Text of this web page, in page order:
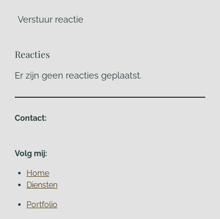
Verstuur reactie
Reacties
Er zijn geen reacties geplaatst.
Contact:
Volg mij:
Home
Diensten
Portfolio